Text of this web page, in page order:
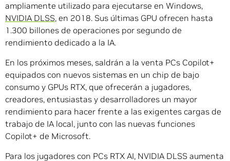
ampliamente utilizado para ejecutarse en Windows,
NVIDIA DLSS, en 2018. Sus últimas GPU ofrecen hasta
1.300 billones de operaciones por segundo de
rendimiento dedicado a la IA.
En los próximos meses, saldrán a la venta PCs Copilot+
equipados con nuevos sistemas en un chip de bajo
consumo y GPUs RTX, que ofrecerán a jugadores,
creadores, entusiastas y desarrolladores un mayor
rendimiento para hacer frente a las exigentes cargas de
trabajo de IA local, junto con las nuevas funciones
Copilot+ de Microsoft.
Para los jugadores con PCs RTX AI, NVIDIA DLSS aumenta